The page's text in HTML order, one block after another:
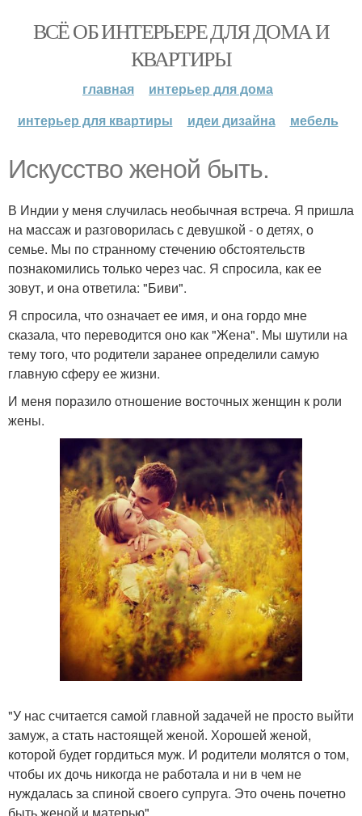
ВСЁ ОБ ИНТЕРЬЕРЕ ДЛЯ ДОМА И
КВАРТИРЫ
главная
интерьер для дома
интерьер для квартиры
идеи дизайна мебель
Искусство женой быть.
В Индии у меня случилась необычная встреча. Я пришла
на массаж и разговорилась с девушкой - о детях, о
семье. Мы по странному стечению обстоятельств
познакомились только через час. Я спросила, как ее
зовут, и она ответила: "Биви".
Я спросила, что означает ее имя, и она гордо мне
сказала, что переводится оно как "Жена". Мы шутили на
тему того, что родители заранее определили самую
главную сферу ее жизни.
И меня поразило отношение восточных женщин к роли
жены.
"У нас считается самой главной задачей не просто выйти
замуж, а стать настоящей женой. Хорошей женой,
которой будет гордиться муж. И родители молятся о том,
чтобы их дочь никогда не работала и ни в чем не
нуждалась за спиной своего супруга. Это очень почетно